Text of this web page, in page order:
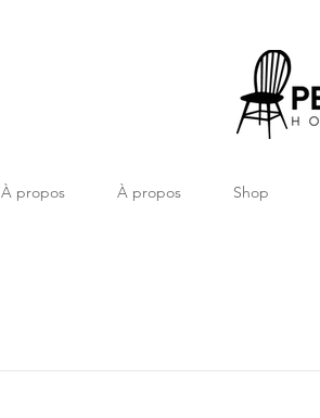
À propos À propos Shop